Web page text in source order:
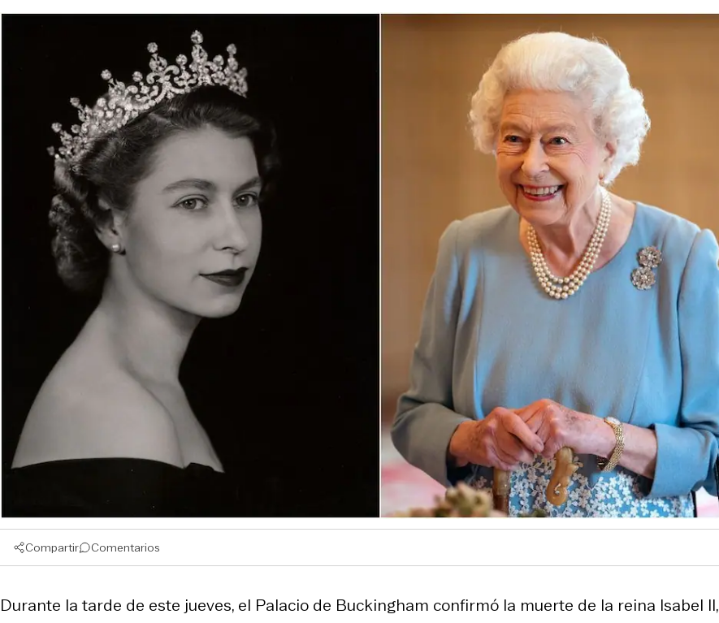
Compartir Comentarios
Durante la tarde de este jueves, el Palacio de Buckingham confirmó la muerte de la reina Isabel II,